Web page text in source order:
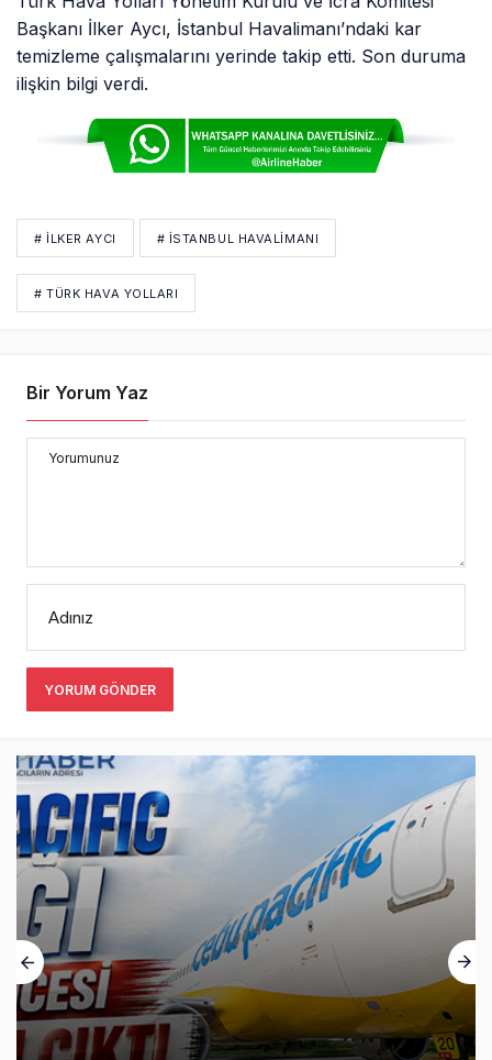
Başkanı İlker Aycı, İstanbul Havalimanı’ndaki kar
temizleme çalışmalarını yerinde takip etti. Son duruma
ilişkin bilgi verdi.
# İLKER AYCI # İSTANBUL HAVALİMANI
# TÜRK HAVA YOLLARI
Bir Yorum Yaz
Yorumunuz
Adınız
YORUM GÖNDER